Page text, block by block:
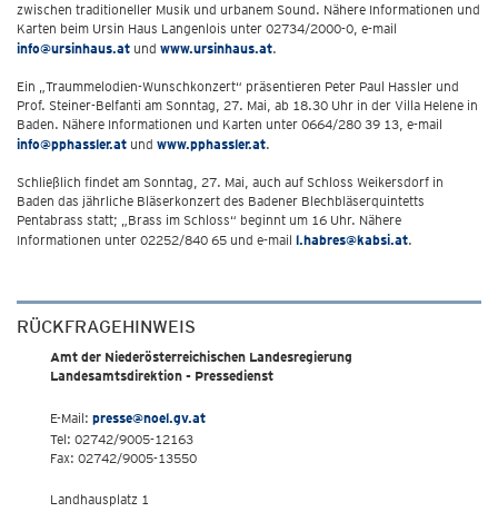
zwischen traditioneller Musik und urbanem Sound. Nähere Informationen und
Karten beim Ursin Haus Langenlois unter 02734/2000-0, e-mail
info@ursinhaus.at und www.ursinhaus.at.
Ein „Traummelodien-Wunschkonzert“ präsentieren Peter Paul Hassler und
Prof. Steiner-Belfanti am Sonntag, 27. Mai, ab 18.30 Uhr in der Villa Helene in
Baden. Nähere Informationen und Karten unter 0664/280 39 13, e-mail
info@pphassler.at und www.pphassler.at.
Schließlich findet am Sonntag, 27. Mai, auch auf Schloss Weikersdorf in
Baden das jährliche Bläserkonzert des Badener Blechbläserquintetts
Pentabrass statt; „Brass im Schloss“ beginnt um 16 Uhr. Nähere
Informationen unter 02252/840 65 und e-mail l.habres@kabsi.at.
RÜCKFRAGEHINWEIS
Amt der Niederösterreichischen Landesregierung
Landesamtsdirektion - Pressedienst
E-Mail: presse@noel.gv.at
Tel: 02742/9005-12163
Fax: 02742/9005-13550
Landhausplatz 1